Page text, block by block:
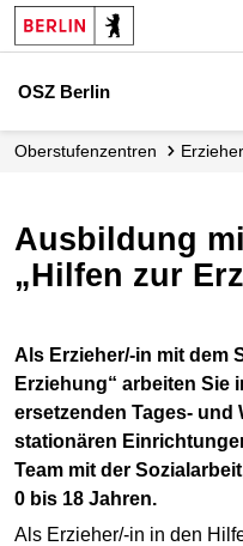
OSZ Berlin
Oberstufenzentren
Ausbildung mit Schwerpunkt
„Hilfen zur
Als Erzieher/-in mit dem Schwerpunkt „Hilfe zur
Erziehung“ arbeiten Sie
ersetzenden Tages-
stationären
Team mit der
0 bis 18 Jahren.
Als Erzieher/-in in den